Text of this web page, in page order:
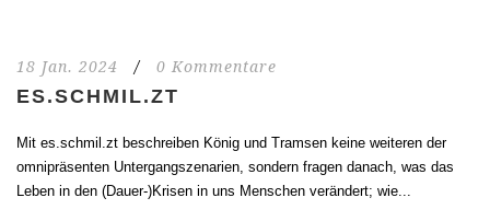
18 Jan. 2024 / 0 Kommentare
ES.SCHMIL.ZT
Mit es.schmil.zt beschreiben König und Tramsen keine weiteren der
omnipräsenten Untergangszenarien, sondern fragen danach, was das
Leben in den (Dauer-)Krisen in uns Menschen verändert; wie...